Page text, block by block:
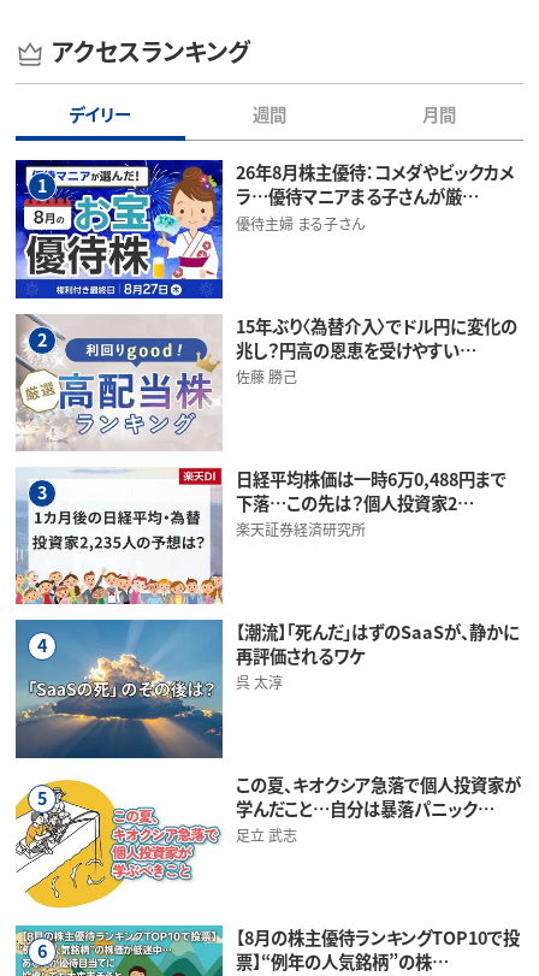
アクセスランキング
デイリー 週間 月間
1
26年8月株主優待：コメダやビックカメ
ラ…優待マニアまる子さんが厳…
優待主婦 まる子さん
2
15年ぶり〈為替介入〉でドル円に変化の
兆し？円高の恩恵を受けやすい…
佐藤 勝己
3
日経平均株価は一時6万0,488円まで
下落…この先は？個人投資家2…
楽天証券経済研究所
4
【潮流】「死んだ」はずのSaaSが、静かに
再評価されるワケ
呉 太淳
5
この夏、キオクシア急落で個人投資家が
学んだこと…自分は暴落パニック…
足立 武志
6
【8月の株主優待ランキングTOP10で投
票】“例年の人気銘柄”の株…